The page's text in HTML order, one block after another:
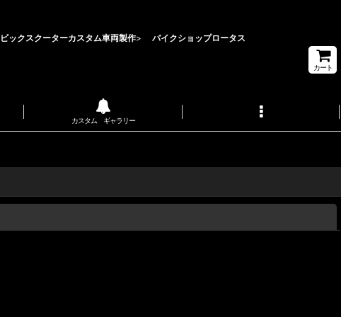
ビックスクーターカスタム車両製作> バイクショップロータス
カート
カスタム ギャラリー